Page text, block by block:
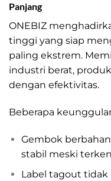
Panjang
ONEBIZ
tinggi yang siap
paling ekstrem.
industri berat,
dengan efektivitas.
Beberapa
Gembok
stabil meski
Label tagout